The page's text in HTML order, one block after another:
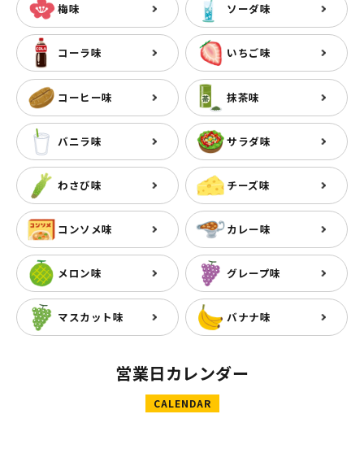
梅味 ソーダ味
コーラ味 いちご味
コーヒー味 抹茶味
バニラ味 サラダ味
わさび味 チーズ味
コンソメ味 カレー味
メロン味 グレープ味
マスカット味 バナナ味
営業日カレンダー
CALENDAR